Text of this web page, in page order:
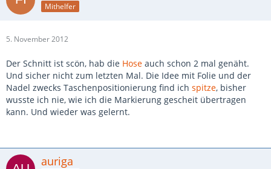
Mithelfer
5. November 2012
Der Schnitt ist scön, hab die Hose auch schon 2 mal genäht.
Und sicher nicht zum letzten Mal. Die Idee mit Folie und der
Nadel zwecks Taschenpositionierung find ich spitze, bisher
wusste ich nie, wie ich die Markierung gescheit übertragen
kann. Und wieder was gelernt.
auriga